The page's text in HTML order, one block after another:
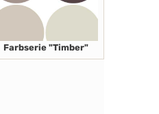
Farbserie "Timber"